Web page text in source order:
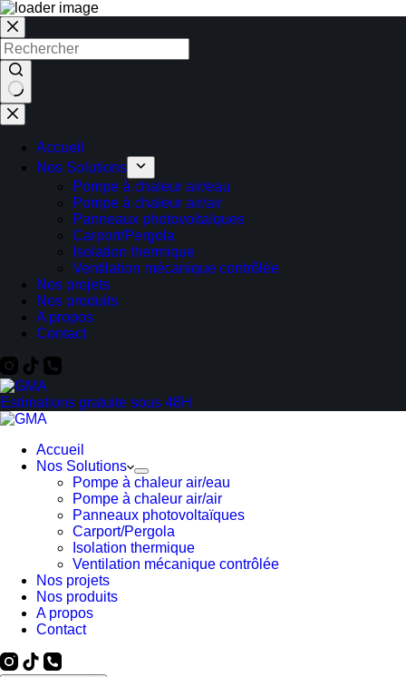
Accueil
Nos Solutions
Pompe à chaleur air/eau
Pompe à chaleur air/air
Panneaux photovoltaïques
Carport/Pergola
Isolation thermique
Ventilation mécanique contrôlée
Nos projets
Nos produits
A propos
Contact
Estimations gratuite sous 48H
Accueil
Nos Solutions
Pompe à chaleur air/eau
Pompe à chaleur air/air
Panneaux photovoltaïques
Carport/Pergola
Isolation thermique
Ventilation mécanique contrôlée
Nos projets
Nos produits
A propos
Contact